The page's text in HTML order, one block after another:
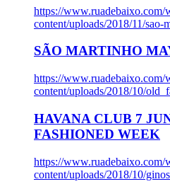
https://www.ruadebaixo.com/
content/uploads/2018/11/
SÃO MARTINHO
https://www.ruadebaixo.com/
content/uploads/2018/10/
HAVANA CLUB 7
FASHIONED WEEK
https://www.ruadebaixo.com/
content/uploads/2018/10/